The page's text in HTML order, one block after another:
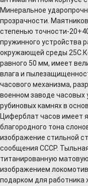
Минеральное
прозрачности.
степенью точности-
пружинного устройства
окружающей среды
равного 50 мм, имеет
влага и
часового механизма,
военном заводе часовых
рубиновых камнях в
Циферблат часов имеет
благородного тона
изображение стильной
сообщения СССР.
титанированную
изображением
подарком для работника